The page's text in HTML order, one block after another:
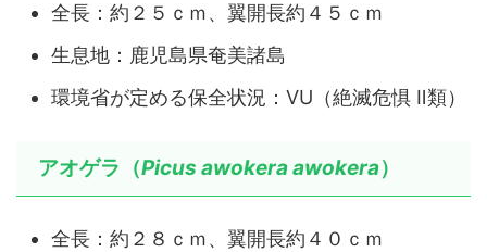
全長：約２５ｃｍ、翼開長約４５ｃｍ
生息地：鹿児島県奄美諸島
環境省が定める保全状況：VU（絶滅危惧 Ⅱ類）
アオゲラ（Picus awokera awokera）
全長：約２８ｃｍ、翼開長約４０ｃｍ